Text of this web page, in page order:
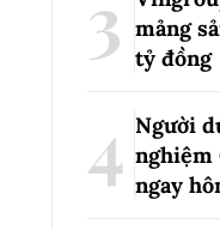
mảng
tỷ đồng
Người
nghiệm
ngay